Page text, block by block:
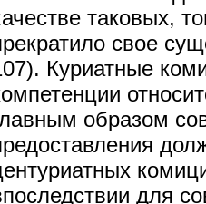
таковых,
свое
Куриатные
образом
для